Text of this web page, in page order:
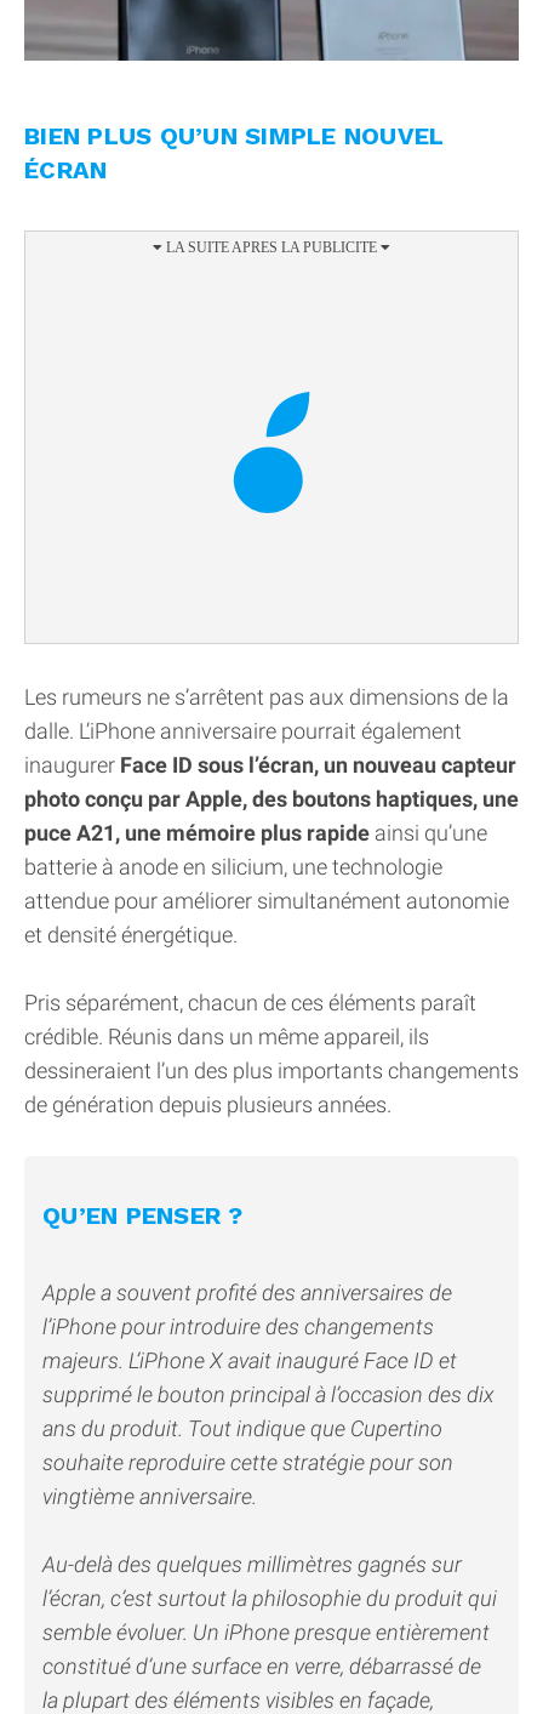
BIEN PLUS QU’UN SIMPLE NOUVEL
ÉCRAN
Les rumeurs ne s’arrêtent pas aux dimensions de la
dalle. L’iPhone anniversaire pourrait également
inaugurer Face ID sous l’écran, un nouveau capteur
photo conçu par Apple, des boutons haptiques, une
puce A21, une mémoire plus rapide ainsi qu’une
batterie à anode en silicium, une technologie
attendue pour améliorer simultanément autonomie
et densité énergétique.
Pris séparément, chacun de ces éléments paraît
crédible. Réunis dans un même appareil, ils
dessineraient l’un des plus importants changements
de génération depuis plusieurs années.
QU’EN PENSER ?
Apple a souvent profité des anniversaires de
l’iPhone pour introduire des changements
majeurs. L’iPhone X avait inauguré Face ID et
supprimé le bouton principal à l’occasion des dix
ans du produit. Tout indique que Cupertino
souhaite reproduire cette stratégie pour son
vingtième anniversaire.
Au-delà des quelques millimètres gagnés sur
l’écran, c’est surtout la philosophie du produit qui
semble évoluer. Un iPhone presque entièrement
constitué d’une surface en verre, débarrassé de
la plupart des éléments visibles en façade,